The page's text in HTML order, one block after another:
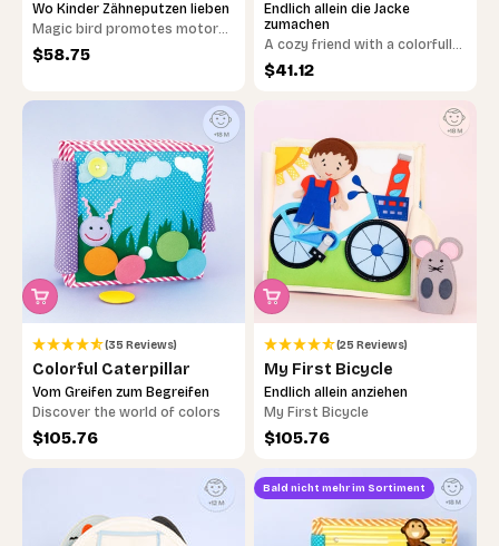
Wo Kinder Zähneputzen lieben
Magic bird promotes motor
skills with imaginative colors
Sale price
$58.75
Endlich allein die Jacke
zumachen
A cozy friend with a colorfully
filled snail shell
Sale price
$41.12
(35 Reviews)
Colorful Caterpillar
Vom Greifen zum Begreifen
Discover the world of colors
Sale price
$105.76
(25 Reviews)
My First Bicycle
Endlich allein anziehen
My First Bicycle
Sale price
$105.76
Bald nicht mehr im Sortiment